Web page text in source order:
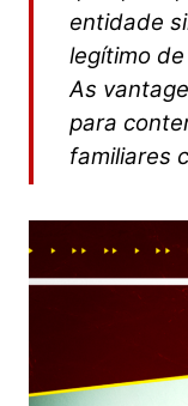
entidade
legítimo
As
para
familiares